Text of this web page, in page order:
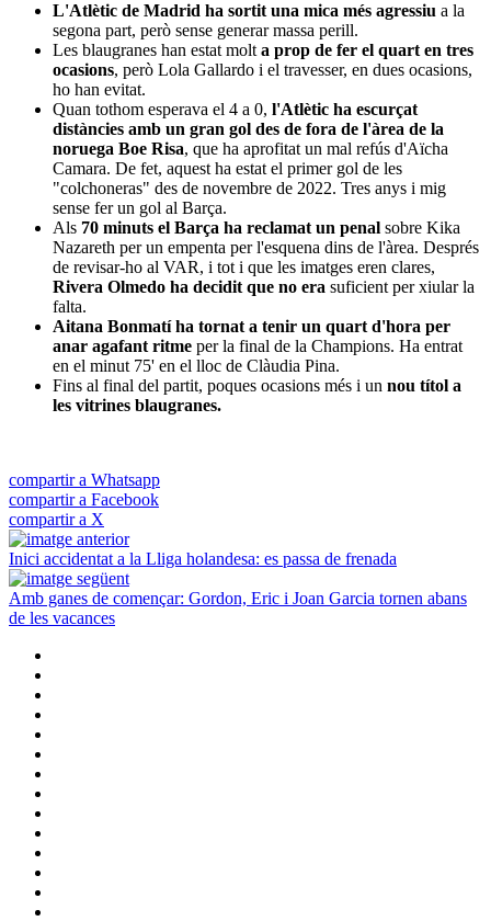
L'Atlètic de Madrid ha sortit una mica més agressiu a la
segona part, però sense generar massa perill.
Les blaugranes han estat molt a prop de fer el quart en tres
ocasions, però Lola Gallardo i el travesser, en dues ocasions,
ho han evitat.
Quan tothom esperava el 4 a 0, l'Atlètic ha escurçat
distàncies amb un gran gol des de fora de l'àrea de la
noruega Boe Risa, que ha aprofitat un mal refús d'Aïcha
Camara. De fet, aquest ha estat el primer gol de les
"colchoneras" des de novembre de 2022. Tres anys i mig
sense fer un gol al Barça.
Als 70 minuts el Barça ha reclamat un penal sobre Kika
Nazareth per un empenta per l'esquena dins de l'àrea. Després
de revisar-ho al VAR, i tot i que les imatges eren clares,
Rivera Olmedo ha decidit que no era suficient per xiular la
falta.
Aitana Bonmatí ha tornat a tenir un quart d'hora per
anar agafant ritme per la final de la Champions. Ha entrat
en el minut 75' en el lloc de Clàudia Pina.
Fins al final del partit, poques ocasions més i un nou títol a
les vitrines blaugranes.
compartir a Whatsapp
compartir a Facebook
compartir a X
Inici accidentat a la Lliga holandesa: es passa de frenada
Amb ganes de començar: Gordon, Eric i Joan Garcia tornen abans
de les vacances